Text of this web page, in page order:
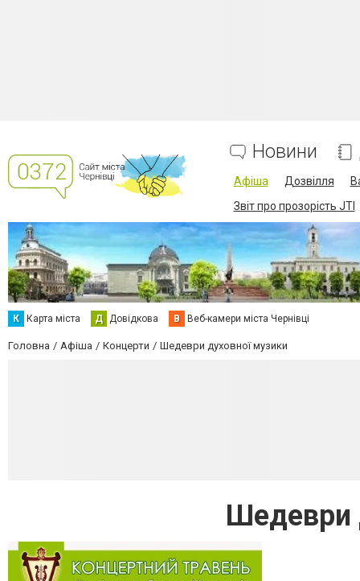
Новини
Афіша Дозвілля
Звіт про прозорість JTI
К Карта міста Д Довідкова В Веб-камери міста Чернівці
Головна Афіша Концерти Шедеври духовної музики
Шедеври